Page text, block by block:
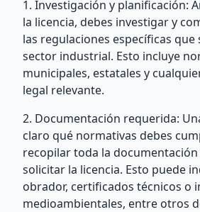
1. Investigación y planificación:
la licencia, debes investigar y
las regulaciones específicas que
sector industrial. Esto incluye
municipales, estatales y
legal relevante.
2. Documentación requerida:
claro qué normativas debes
recopilar toda la
solicitar la licencia. Esto puede
obrador, certificados técnicos o
medioambientales, entre otros